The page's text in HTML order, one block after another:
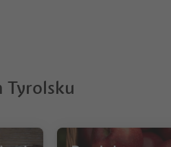
Tyrolsku